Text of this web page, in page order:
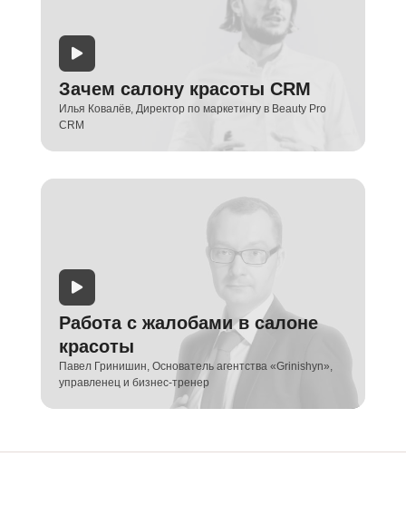
Зачем салону красоты CRM
Илья Ковалёв, Директор по маркетингу в Beauty Pro
CRM
Работа с жалобами в салоне
красоты
Павел Гринишин, Основатель агентства «Grinishyn»,
управленец и бизнес-тренер